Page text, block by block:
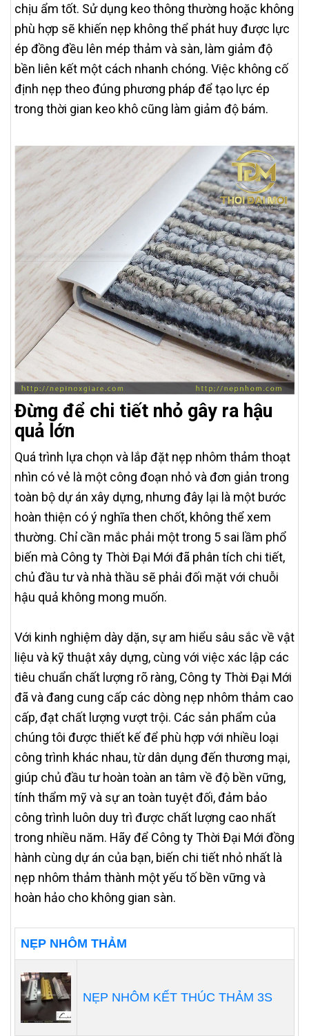
chịu ẩm tốt. Sử dụng keo thông thường hoặc không
phù hợp sẽ khiến nẹp không thể phát huy được lực
ép đồng đều lên mép thảm và sàn, làm giảm độ
bền liên kết một cách nhanh chóng. Việc không cố
định nẹp theo đúng phương pháp để tạo lực ép
trong thời gian keo khô cũng làm giảm độ bám.
Đừng để chi tiết nhỏ gây ra hậu
quả lớn
Quá trình lựa chọn và lắp đặt nẹp nhôm thảm thoạt
nhìn có vẻ là một công đoạn nhỏ và đơn giản trong
toàn bộ dự án xây dựng, nhưng đây lại là một bước
hoàn thiện có ý nghĩa then chốt, không thể xem
thường. Chỉ cần mắc phải một trong 5 sai lầm phổ
biến mà Công ty Thời Đại Mới đã phân tích chi tiết,
chủ đầu tư và nhà thầu sẽ phải đối mặt với chuỗi
hậu quả không mong muốn.
Với kinh nghiệm dày dặn, sự am hiểu sâu sắc về vật
liệu và kỹ thuật xây dựng, cùng với việc xác lập các
tiêu chuẩn chất lượng rõ ràng, Công ty Thời Đại Mới
đã và đang cung cấp các dòng nẹp nhôm thảm cao
cấp, đạt chất lượng vượt trội. Các sản phẩm của
chúng tôi được thiết kế để phù hợp với nhiều loại
công trình khác nhau, từ dân dụng đến thương mại,
giúp chủ đầu tư hoàn toàn an tâm về độ bền vững,
tính thẩm mỹ và sự an toàn tuyệt đối, đảm bảo
công trình luôn duy trì được chất lượng cao nhất
trong nhiều năm. Hãy để Công ty Thời Đại Mới đồng
hành cùng dự án của bạn, biến chi tiết nhỏ nhất là
nẹp nhôm thảm thành một yếu tố bền vững và
hoàn hảo cho không gian sàn.
NẸP NHÔM THẢM
NẸP NHÔM KẾT THÚC THẢM 3S